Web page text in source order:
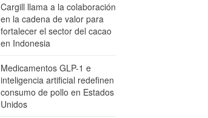
Cargill llama a la colaboración
en la cadena de valor para
fortalecer el sector del cacao
en Indonesia
Medicamentos GLP-1 e
inteligencia artificial redefinen
consumo de pollo en Estados
Unidos